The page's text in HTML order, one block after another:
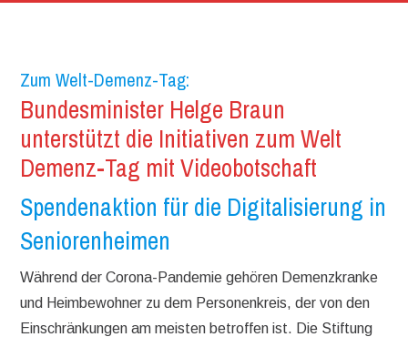
Zum Welt-Demenz-Tag:
Bundesminister Helge Braun
unterstützt die Initiativen zum Welt
Demenz-Tag mit Videobotschaft
Spendenaktion für die Digitalisierung in
Seniorenheimen
Während der Corona-Pandemie gehören Demenzkranke
und Heimbewohner zu dem Personenkreis, der von den
Einschränkungen am meisten betroffen ist. Die Stiftung